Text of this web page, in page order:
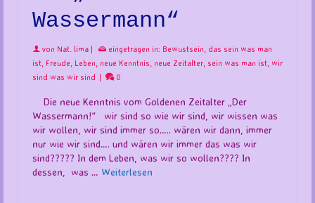
Wassermann“
von Nat. lima eingetragen in: Bewustsein, das sein was man
ist, Freude, Leben, neue Kenntnis, neue Zeitalter, sein was man ist, wir
sind was wir sind
0
Die neue Kenntnis vom Goldenen Zeitalter „Der
Wassermann!“ wir sind so wie wir sind, wir wissen was
wir wollen, wir sind immer so….. wären wir dann, immer
nur wie wir sind…. und wären wir immer das was wir
sind????? In dem Leben, was wir so wollen???? In
dessen, was … Weiterlesen